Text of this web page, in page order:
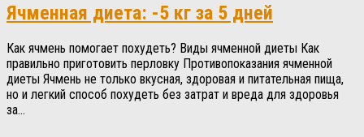
Ячменная диета: -5 кг за 5 дней
Как ячмень помогает похудеть? Виды ячменной диеты Как
правильно приготовить перловку Противопоказания ячменной
диеты Ячмень не только вкусная, здоровая и питательная пища,
но и легкий способ похудеть без затрат и вреда для здоровья
за...